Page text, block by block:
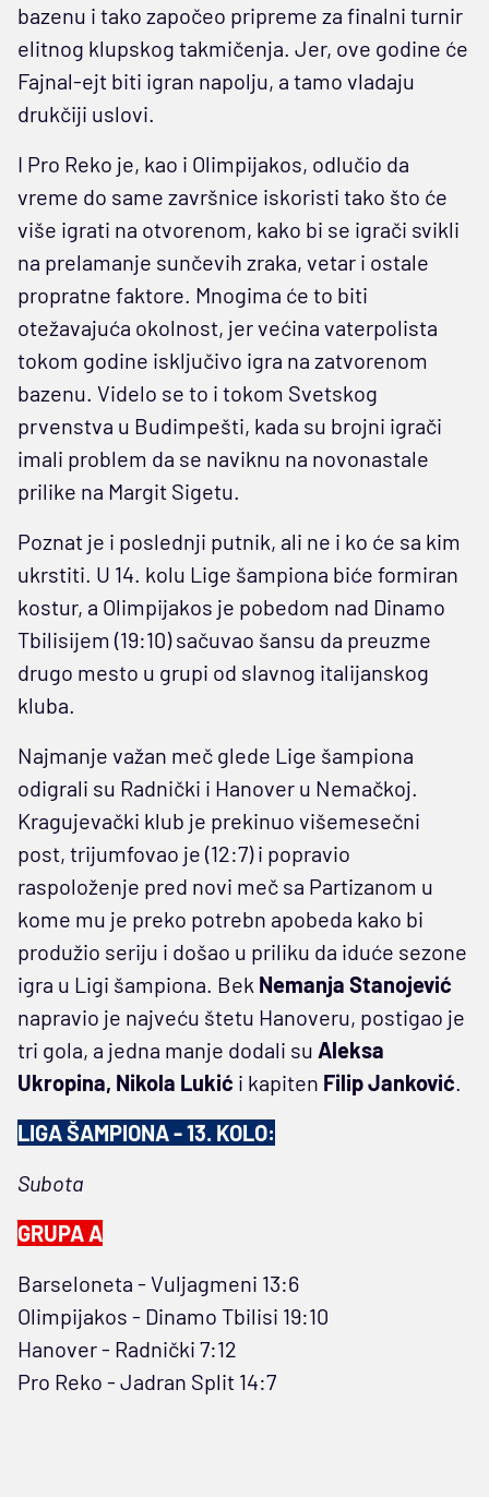
bazenu i tako započeo pripreme za finalni turnir
elitnog klupskog takmičenja. Jer, ove godine će
Fajnal-ejt biti igran napolju, a tamo vladaju
drukčiji uslovi.
I Pro Reko je, kao i Olimpijakos, odlučio da
vreme do same završnice iskoristi tako što će
više igrati na otvorenom, kako bi se igrači svikli
na prelamanje sunčevih zraka, vetar i ostale
propratne faktore. Mnogima će to biti
otežavajuća okolnost, jer većina vaterpolista
tokom godine isključivo igra na zatvorenom
bazenu. Videlo se to i tokom Svetskog
prvenstva u Budimpešti, kada su brojni igrači
imali problem da se naviknu na novonastale
prilike na Margit Sigetu.
Poznat je i poslednji putnik, ali ne i ko će sa kim
ukrstiti. U 14. kolu Lige šampiona biće formiran
kostur, a Olimpijakos je pobedom nad Dinamo
Tbilisijem (19:10) sačuvao šansu da preuzme
drugo mesto u grupi od slavnog italijanskog
kluba.
Najmanje važan meč glede Lige šampiona
odigrali su Radnički i Hanover u Nemačkoj.
Kragujevački klub je prekinuo višemesečni
post, trijumfovao je (12:7) i popravio
raspoloženje pred novi meč sa Partizanom u
kome mu je preko potrebn apobeda kako bi
produžio seriju i došao u priliku da iduće sezone
igra u Ligi šampiona. Bek Nemanja Stanojević
napravio je najveću štetu Hanoveru, postigao je
tri gola, a jedna manje dodali su Aleksa
Ukropina, Nikola Lukić i kapiten Filip Janković.
LIGA ŠAMPIONA - 13. KOLO:
Subota
GRUPA A
Barseloneta - Vuljagmeni 13:6
Olimpijakos - Dinamo Tbilisi 19:10
Hanover - Radnički 7:12
Pro Reko - Jadran Split 14:7